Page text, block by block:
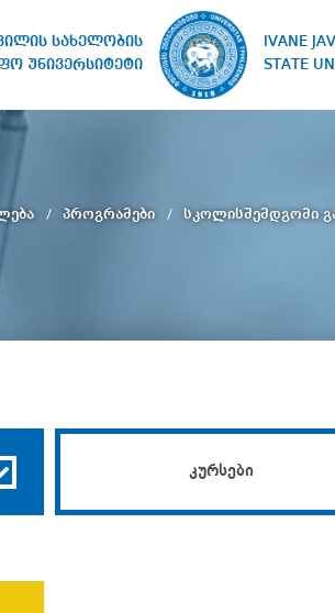
სახელობის
უნივერსიტეტი
IVANE
STATE
პროგრამები სკოლისშემდგომი
კურსები